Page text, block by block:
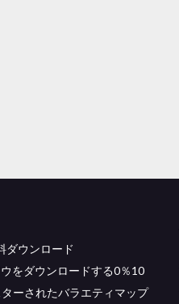
ダウンロード
をダウンロードする0％10
ーされたバラエティマップ